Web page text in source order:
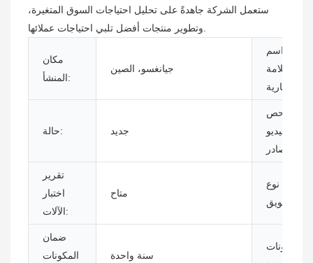
ستعمل الشركة جاهدةً على تحليل احتياجات السوق المتغيرة،
وتطوير منتجات أفضل تلبي احتياجات عملائها.
مكان
المنشأ:
جيانغسو، الصين
اسم
العلامة
حالة: جديد
فحص
الفيديو
تقرير
اختبار
الآلات:
متاح
نوع
ضمان
المكونات
سنة واحدة
المكونات